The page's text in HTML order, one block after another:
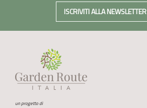
ISCRIVITI ALLA NEWSLETTER
un progetto di